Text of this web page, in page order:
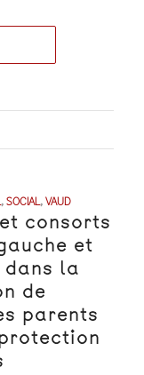
,SOCIAL,VAUD
consorts
et
dans la
de
parents